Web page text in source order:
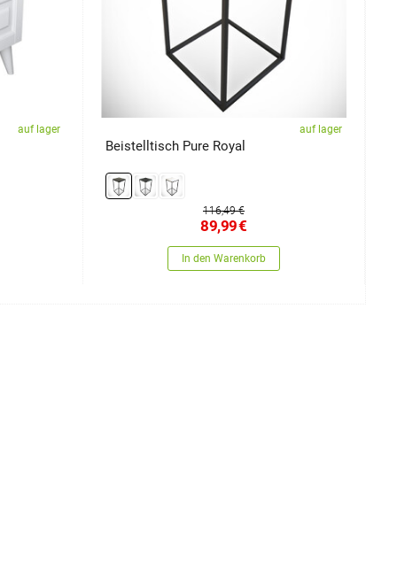
auf lager auf lager
Beistelltisch Pure Royal
116,49 €
89,99€
In den Warenkorb